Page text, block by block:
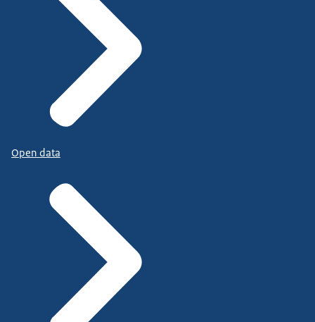
Open data